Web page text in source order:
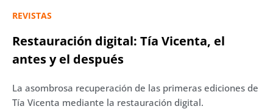
REVISTAS
Restauración digital: Tía Vicenta, el
antes y el después
La asombrosa recuperación de las primeras ediciones de
Tía Vicenta mediante la restauración digital.